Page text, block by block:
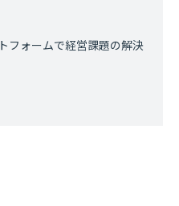
フォームで経営課題の解決